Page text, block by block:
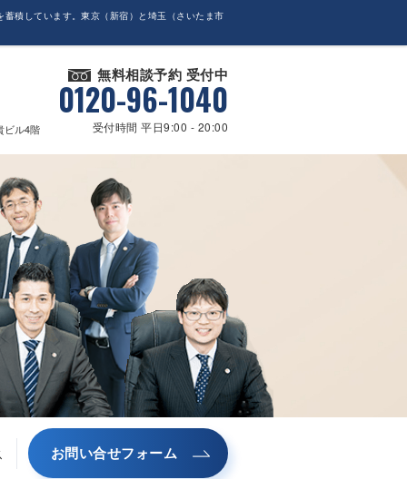
積しています。東京（新宿）と埼玉（さいたま市
ビル4階
無料相談予約 受付中
0120-96-1040
受付時間 平日9:00 - 20:00
お問い合せフォーム